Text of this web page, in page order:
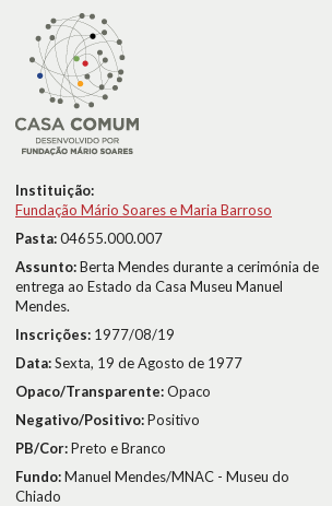
Instituição:
Fundação Mário Soares e Maria Barroso
Pasta:04655.000.007
Assunto:Berta Mendes durante a cerimónia de
entrega ao Estado da Casa Museu Manuel
Mendes.
Inscrições: 1977/08/19
Data:Sexta, 19 de Agosto de 1977
Opaco/Transparente:Opaco
Negativo/Positivo:Positivo
PB/Cor:Preto e Branco
Fundo:Manuel Mendes/MNAC - Museu do
Chiado